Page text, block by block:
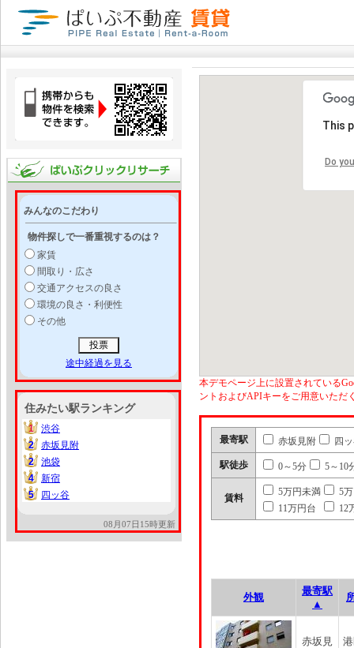
みんなのこだわり
物件探しで一番重視するのは？
家賃
間取り・広さ
交通アクセスの良さ
環境の良さ・利便性
その他
途中経過を見る
住みたい駅ランキング
1
1
渋谷
2
2
赤坂見附
2
2
池袋
4
4
新宿
5
5 四ッ谷
08月07日15時更新
This
Do
本デモページ上に設置されている
ントおよびAPIキーをご用意いただ
最寄駅 赤坂見附 四
駅徒歩 0～5分 5～10
賃料
5万円未満
5
11万円台
12
外観
最寄駅
▲
赤坂見